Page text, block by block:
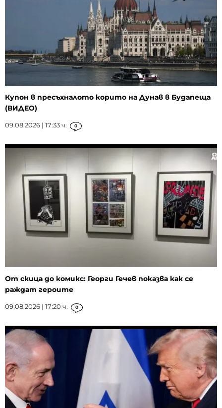
Купон в пресъхналото корито на Дунав в Будапеща
(ВИДЕО)
09.08.2026 | 17:33 ч. 0
От скица до комикс: Георги Гечев показва как се
раждат героите
09.08.2026 | 17:20 ч. 0